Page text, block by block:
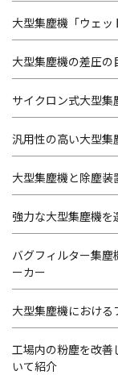
大型集塵機「ウェッ
大型集塵機の差圧の
サイクロン式大型
汎用性の高い大型
大型集塵機と除塵装
強力な大型集塵機
バグフィルター集
ーカー
大型集塵機における
工場内の粉塵を改
いて紹介